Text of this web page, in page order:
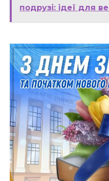
подрузі: ідеї для